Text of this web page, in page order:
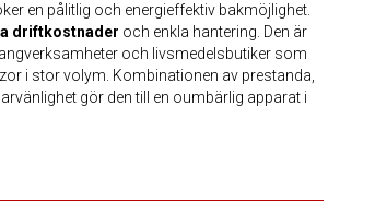
en pålitlig och energieffektiv bakmöjlighet.
driftkostnader och enkla hantering. Den är
och livsmedelsbutiker som
i stor volym. Kombinationen av prestanda,
gör den till en oumbärlig apparat i